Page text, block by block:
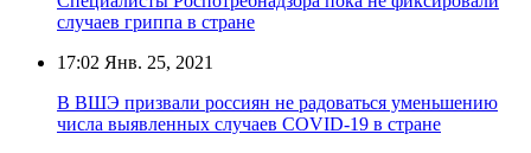
случаев гриппа в стране
17:02 Янв. 25, 2021
В ВШЭ призвали россиян не радоваться уменьшению
числа выявленных случаев COVID-19 в стране